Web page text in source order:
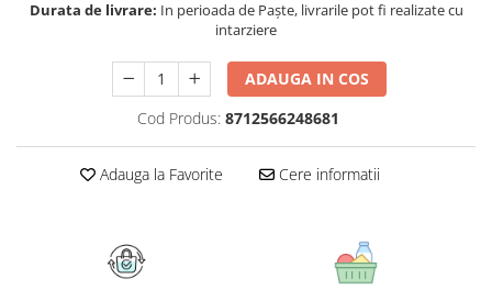
Produse ingrijire incaltaminte si
Masini curatat pardoseli
Odorizant camera
Organizare si depozitare
Cutii depozitare
Umerase pentru haine si suporturi
Cosuri de gunoi
Consumabile sanitare
Uniforme medicale de unica
Durata de livrare: In perioada de Paște, livrarile pot fi realizate cu
intarziere
ADAUGA IN COS
Cod Produs: 8712566248681
Adauga la Favorite Cere informatii